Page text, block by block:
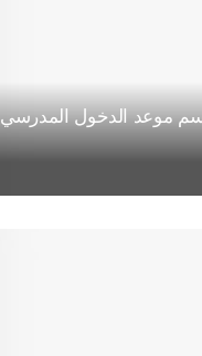
موعد الدخول المدرسي